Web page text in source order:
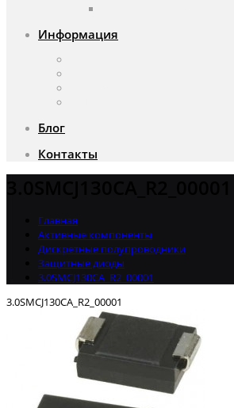
Информация
Блог
Контакты
Главная
Активные компоненты
Дискретные полупроводники
Защитные диоды
3.0SMCJ130CA_R2_00001
3.0SMCJ130CA_R2_00001